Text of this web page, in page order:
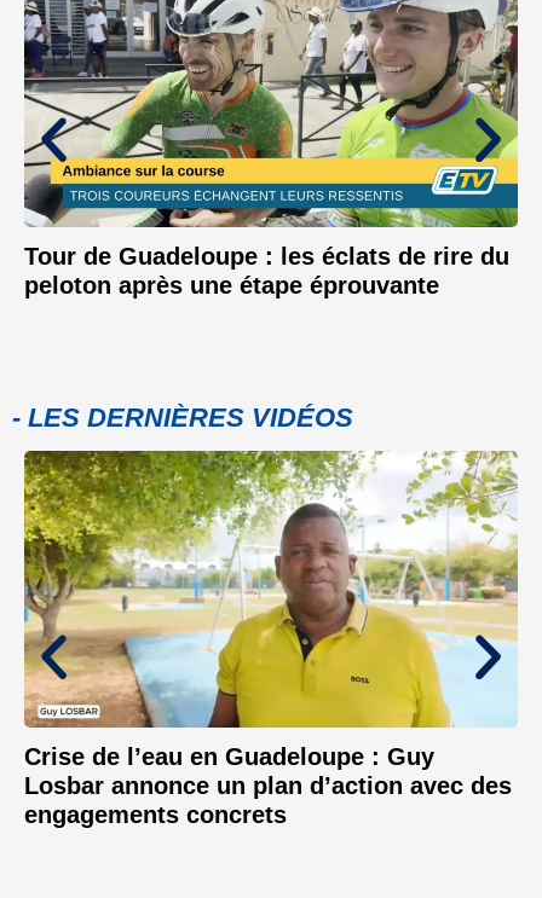
Tour de Guadeloupe : les éclats de rire du
peloton après une étape éprouvante
- LES DERNIÈRES VIDÉOS
Crise de l’eau en Guadeloupe : Guy
Losbar annonce un plan d’action avec des
engagements concrets